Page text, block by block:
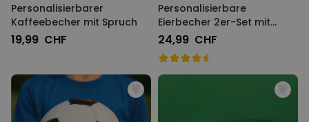
Personalisierbarer
Kaffeebecher mit Spruch
19,99 CHF
Personalisierbare
Eierbecher 2er-Set mit
Gesicht
24,99 CHF